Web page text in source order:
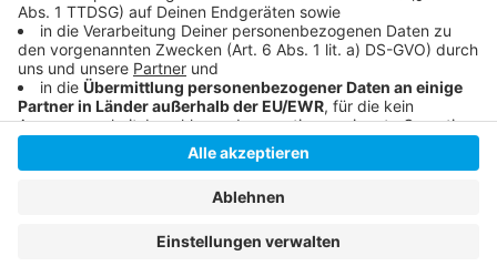
Anzeige